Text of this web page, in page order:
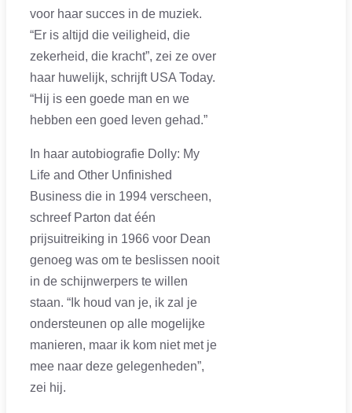
voor haar succes in de muziek.
“Er is altijd die veiligheid, die
zekerheid, die kracht”, zei ze over
haar huwelijk, schrijft USA Today.
“Hij is een goede man en we
hebben een goed leven gehad.”
In haar autobiografie Dolly: My
Life and Other Unfinished
Business die in 1994 verscheen,
schreef Parton dat één
prijsuitreiking in 1966 voor Dean
genoeg was om te beslissen nooit
in de schijnwerpers te willen
staan. “Ik houd van je, ik zal je
ondersteunen op alle mogelijke
manieren, maar ik kom niet met je
mee naar deze gelegenheden”,
zei hij.